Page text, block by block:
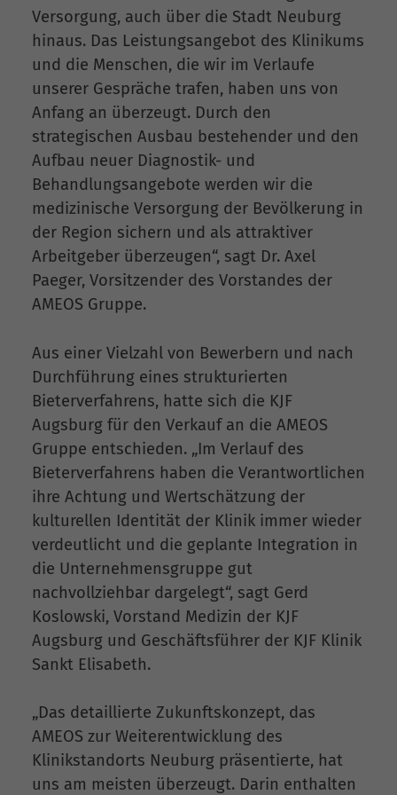
Versorgung, auch über die Stadt Neuburg
hinaus. Das Leistungsangebot des Klinikums
und die Menschen, die wir im Verlaufe
unserer Gespräche trafen, haben uns von
Anfang an überzeugt. Durch den
strategischen Ausbau bestehender und den
Aufbau neuer Diagnostik- und
Behandlungsangebote werden wir die
medizinische Versorgung der Bevölkerung in
der Region sichern und als attraktiver
Arbeitgeber überzeugen“, sagt Dr. Axel
Paeger, Vorsitzender des Vorstandes der
AMEOS Gruppe.
Aus einer Vielzahl von Bewerbern und nach
Durchführung eines strukturierten
Bieterverfahrens, hatte sich die KJF
Augsburg für den Verkauf an die AMEOS
Gruppe entschieden. „Im Verlauf des
Bieterverfahrens haben die Verantwortlichen
ihre Achtung und Wertschätzung der
kulturellen Identität der Klinik immer wieder
verdeutlicht und die geplante Integration in
die Unternehmensgruppe gut
nachvollziehbar dargelegt“, sagt Gerd
Koslowski, Vorstand Medizin der KJF
Augsburg und Geschäftsführer der KJF Klinik
Sankt Elisabeth.
„Das detaillierte Zukunftskonzept, das
AMEOS zur Weiterentwicklung des
Klinikstandorts Neuburg präsentierte, hat
uns am meisten überzeugt. Darin enthalten